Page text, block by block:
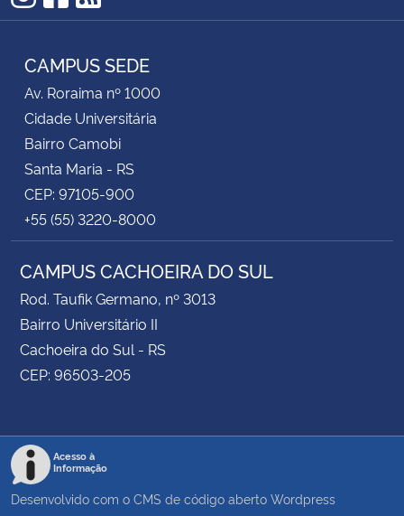
Instagram
Facebook
RSS
CAMPUS SEDE
Av. Roraima nº 1000
Cidade Universitária
Bairro Camobi
Santa Maria - RS
CEP: 97105-900
+55 (55) 3220-8000
CAMPUS CACHOEIRA DO SUL
Rod. Taufik Germano, nº 3013
Bairro Universitário II
Cachoeira do Sul - RS
CEP: 96503-205
Acesso à
Informação
Desenvolvido com o CMS de código aberto Wordpress